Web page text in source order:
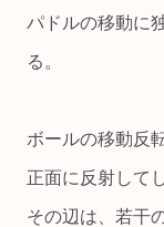
パドルの移動に
る。
ボールの移動反
正面に反射して
その辺は、若干